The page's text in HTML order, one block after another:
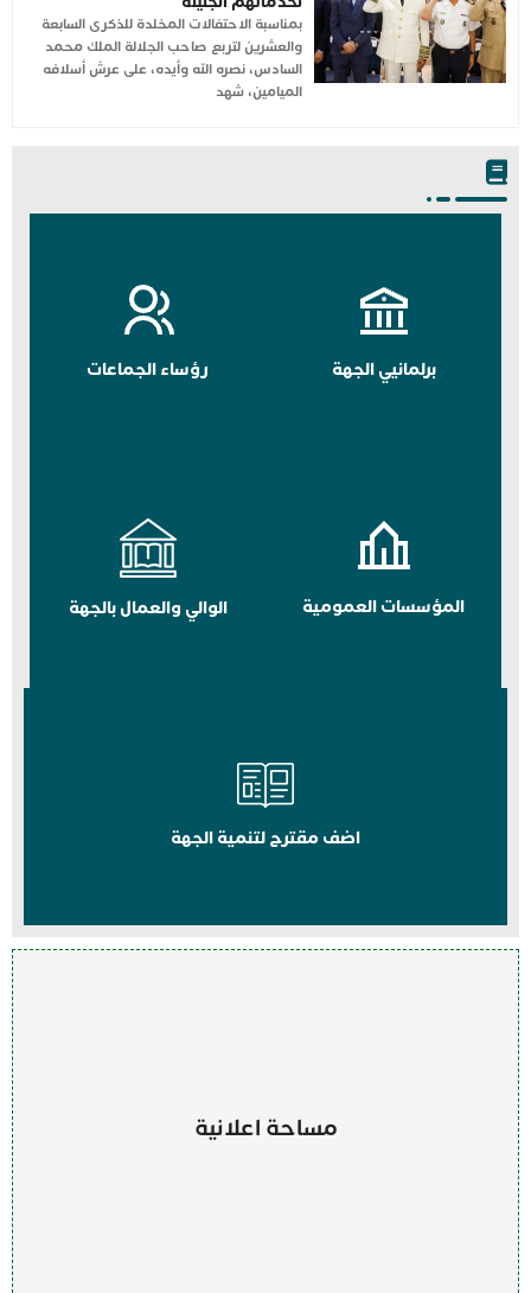
بمناسبة الاحتفالات المخلدة للذكرى السابعة
والعشرين لتربع صاحب الجلالة الملك محمد
السادس، نصره الله وأيده، على عرش أسلافه
الميامين، شهد
برلمانيي الجهة رؤساء الجماعات
المؤسسات العمومية الوالي والعمال بالجهة
اضف مقترح لتنمية الجهة
مساحة اعلانية